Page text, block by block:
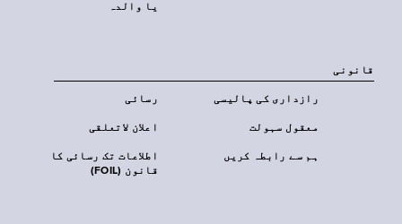
یا والدہ
قانونی
رسائی رازداری کی پالیسی
اعلان لاتعلقی معقول سہولت
اطلاعات تک رسائی کا
قانون (FOIL)
ہم سے رابطہ کریں